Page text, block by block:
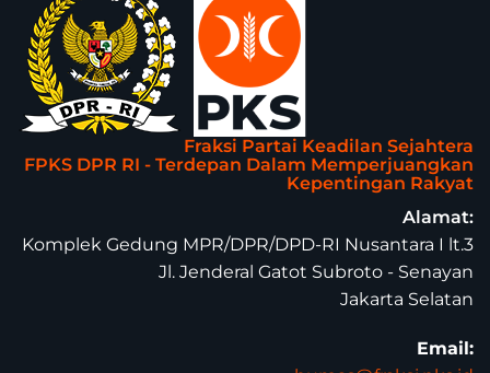
Fraksi Partai Keadilan Sejahtera
FPKS DPR RI - Terdepan Dalam Memperjuangkan
Kepentingan Rakyat
Alamat:
Komplek Gedung MPR/DPR/DPD-RI Nusantara I lt.3
Jl. Jenderal Gatot Subroto - Senayan
Jakarta Selatan
Email: